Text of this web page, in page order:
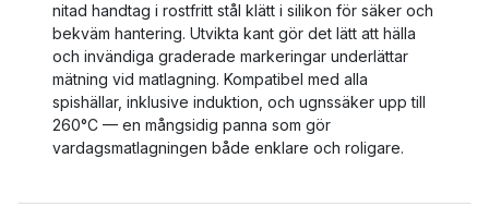
nitad handtag i rostfritt stål klätt i silikon för säker och
bekväm hantering. Utvikta kant gör det lätt att hälla
och invändiga graderade markeringar underlättar
mätning vid matlagning. Kompatibel med alla
spishällar, inklusive induktion, och ugnssäker upp till
260°C — en mångsidig panna som gör
vardagsmatlagningen både enklare och roligare.